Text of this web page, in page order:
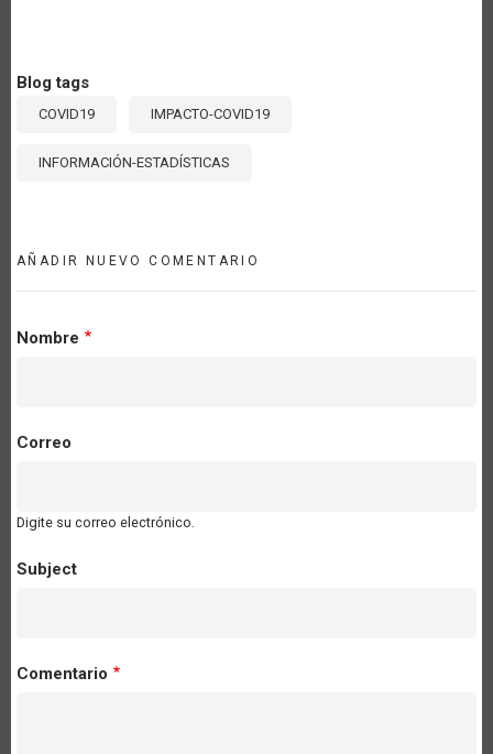
Blog tags
COVID19 IMPACTO-COVID19
INFORMACIÓN-ESTADÍSTICAS
AÑADIR NUEVO COMENTARIO
Nombre
Correo
Digite su correo electrónico.
Subject
Comentario